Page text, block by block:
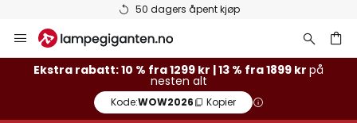
50 dagers åpent kjøp
Hopp
til
innhold
Ekstra rabatt: 10 % fra 1299 kr | 13 % fra 1899 kr på
nesten alt
Kode:WOW2026 Kopier